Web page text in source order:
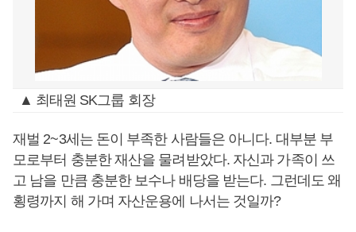
▲ 최태원 SK그룹 회장
재벌 2~3세는 돈이 부족한 사람들은 아니다. 대부분 부
모로부터 충분한 재산을 물려받았다. 자신과 가족이 쓰
고 남을 만큼 충분한 보수나 배당을 받는다. 그런데도 왜
횡령까지 해 가며 자산운용에 나서는 것일까?